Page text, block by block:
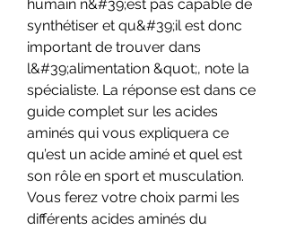
humain n&#39;est pas capable de
synthétiser et qu&#39;il est donc
important de trouver dans
l&#39;alimentation &quot;, note la
spécialiste. La réponse est dans ce
guide complet sur les acides
aminés qui vous expliquera ce
qu’est un acide aminé et quel est
son rôle en sport et musculation.
Vous ferez votre choix parmi les
différents acides aminés du